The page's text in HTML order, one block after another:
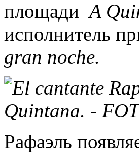
площадиA
исполнитель
gran noche.
Рафаэль